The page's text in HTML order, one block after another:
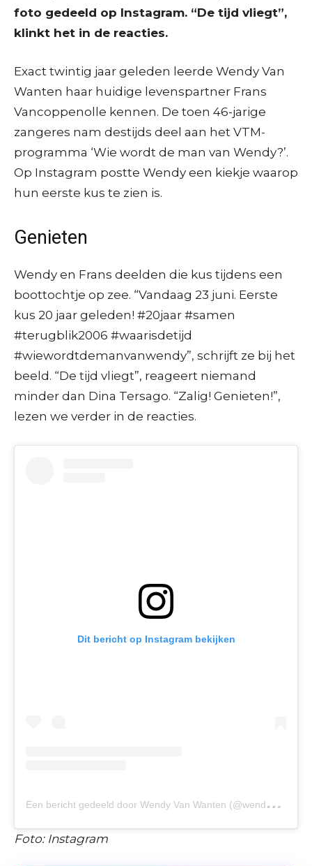
foto gedeeld op Instagram. “De tijd vliegt”,
klinkt het in de reacties.
Exact twintig jaar geleden leerde Wendy Van
Wanten haar huidige levenspartner Frans
Vancoppenolle kennen. De toen 46-jarige
zangeres nam destijds deel aan het VTM-
programma ‘Wie wordt de man van Wendy?’.
Op Instagram postte Wendy een kiekje waarop
hun eerste kus te zien is.
Genieten
Wendy en Frans deelden die kus tijdens een
boottochtje op zee. “Vandaag 23 juni. Eerste
kus 20 jaar geleden! #20jaar #samen
#terugblik2006 #waarisdetijd
#wiewordtdemanvanwendy”, schrijft ze bij het
beeld. “De tijd vliegt”, reageert niemand
minder dan Dina Tersago. “Zalig! Genieten!”,
lezen we verder in de reacties.
Dit bericht op Instagram bekijken
E
en bericht gedeeld door Wendy Van Wanten (@wendyvanwanten)
Foto: Instagram